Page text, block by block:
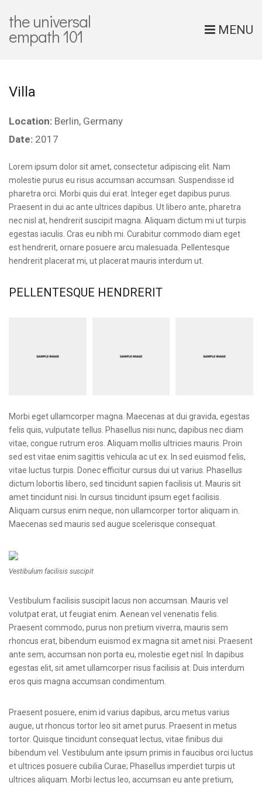
the universal
empath 101 MENU
Villa
Location: Berlin, Germany
Date: 2017
Lorem ipsum dolor sit amet, consectetur adipiscing elit. Nam
molestie purus eu risus accumsan accumsan. Suspendisse id
pharetra orci. Morbi quis dui erat. Integer eget dapibus purus.
Praesent in dui ac ante ultrices dapibus. Ut libero ante, pharetra
nec nisl at, hendrerit suscipit magna. Aliquam dictum mi ut turpis
egestas iaculis. Cras eu nibh mi. Curabitur commodo diam eget
est hendrerit, ornare posuere arcu malesuada. Pellentesque
hendrerit placerat mi, ut placerat mauris interdum ut.
PELLENTESQUE HENDRERIT
Morbi eget ullamcorper magna. Maecenas at dui gravida, egestas
felis quis, vulputate tellus. Phasellus nisi nunc, dapibus nec diam
vitae, congue rutrum eros. Aliquam mollis ultricies mauris. Proin
sed est vitae enim sagittis vehicula ac ut ex. In sed euismod felis,
vitae luctus turpis. Donec efficitur cursus dui ut varius. Phasellus
dictum lobortis libero, sed tincidunt sapien facilisis ut. Mauris sit
amet tincidunt nisi. In cursus tincidunt ipsum eget facilisis.
Aliquam cursus enim neque, non ullamcorper tortor aliquam in.
Maecenas sed mauris sed augue scelerisque consequat.
Vestibulum facilisis suscipit
Vestibulum facilisis suscipit lacus non accumsan. Mauris vel
volutpat erat, ut feugiat enim. Aenean vel venenatis felis.
Praesent commodo, purus non pretium viverra, mauris sem
rhoncus erat, bibendum euismod ex magna sit amet nisi. Praesent
ante sem, accumsan non porta eu, molestie eget nisl. In dapibus
egestas elit, sit amet ullamcorper risus facilisis at. Duis interdum
eros quis magna accumsan condimentum.
Praesent posuere, enim id varius dapibus, arcu metus varius
augue, ut rhoncus tortor leo sit amet purus. Praesent in metus
tortor. Quisque tincidunt consequat lectus, vitae finibus dui
bibendum vel. Vestibulum ante ipsum primis in faucibus orci luctus
et ultrices posuere cubilia Curae; Phasellus imperdiet turpis ut
ultrices aliquam. Morbi lectus leo, accumsan eu ante pretium,